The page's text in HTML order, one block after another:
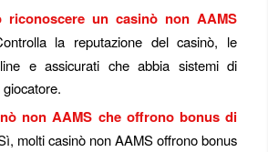
riconoscere un casinò non AAMS
la reputazione del casinò, le
e assicurati che abbia sistemi di
non AAMS che offrono bonus di
molti casinò non AAMS offrono bonus